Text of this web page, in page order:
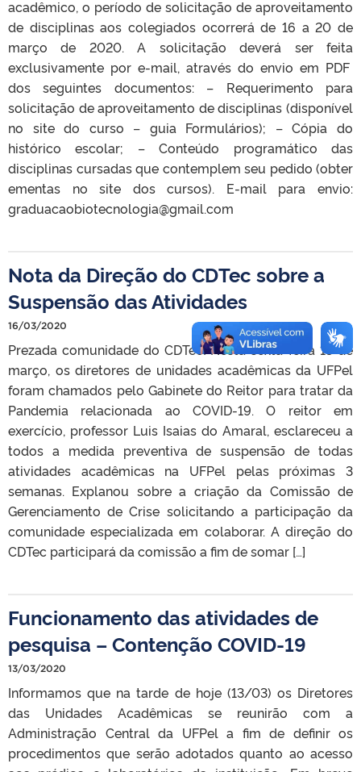
acadêmico, o período de solicitação de aproveitamento
de disciplinas aos colegiados ocorrerá de 16 a 20 de
março de 2020. A solicitação deverá ser feita
exclusivamente por e-mail, através do envio em PDF
dos seguintes documentos: – Requerimento para
solicitação de aproveitamento de disciplinas (disponível
no site do curso – guia Formulários); – Cópia do
histórico escolar; – Conteúdo programático das
disciplinas cursadas que contemplem seu pedido (obter
ementas no site dos cursos). E-mail para envio:
graduacaobiotecnologia@gmail.com
Nota da Direção do CDTec sobre a
Suspensão das Atividades
16/03/2020
Prezada comunidade do CDTec! Nesta sexta-feira 13 de
março, os diretores de unidades acadêmicas da UFPel
foram chamados pelo Gabinete do Reitor para tratar da
Pandemia relacionada ao COVID-19. O reitor em
exercício, professor Luis Isaias do Amaral, esclareceu a
todos a medida preventiva de suspensão de todas
atividades acadêmicas na UFPel pelas próximas 3
semanas. Explanou sobre a criação da Comissão de
Gerenciamento de Crise solicitando a participação da
comunidade especializada em colaborar. A direção do
CDTec participará da comissão a fim de somar […]
Funcionamento das atividades de
pesquisa – Contenção COVID-19
13/03/2020
Informamos que na tarde de hoje (13/03) os Diretores
das Unidades Acadêmicas se reunirão com a
Administração Central da UFPel a fim de definir os
procedimentos que serão adotados quanto ao acesso